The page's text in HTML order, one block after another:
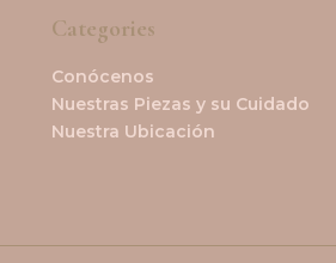
Categories
Conócenos
Nuestras Piezas y su Cuidado
Nuestra Ubicación